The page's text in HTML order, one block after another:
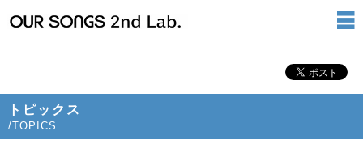
トピックス
/TOPICS